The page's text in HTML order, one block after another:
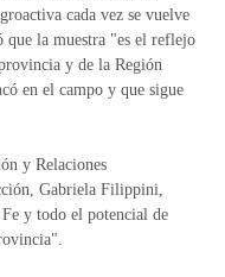
cada vez se vuelve
que la muestra "es el reflejo
y de la Región
en el campo y que sigue
y Relaciones
Gabriela Filippini,
y todo el potencial de